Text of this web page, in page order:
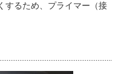
するため、プライマー（接